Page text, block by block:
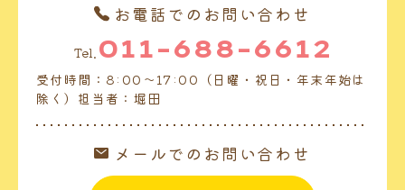
お電話でのお問い合わせ
Tel. 011-688-6612
受付時間：8:00～17:00（日曜・祝日・年末年始は
除く）担当者：堀田
メールでのお問い合わせ